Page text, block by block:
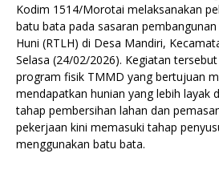
Kodim 1514/Morotai melaksanakan
batu bata pada sasaran
Huni (RTLH) di Desa Mandiri,
Selasa (24/02/2026). Kegiatan
program fisik TMMD yang bertujuan
mendapatkan hunian yang lebih layak
tahap pembersihan lahan dan
pekerjaan kini memasuki tahap
menggunakan batu bata.